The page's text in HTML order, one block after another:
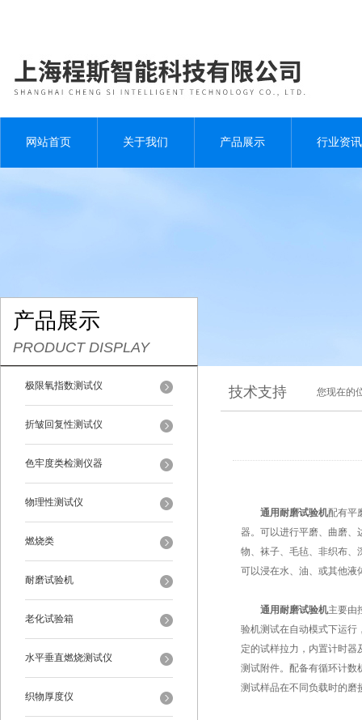
网站首页 关于我们 产品展示 行业资讯
产品展示
PRODUCT DISPLAY
极限氧指数测试仪
折皱回复性测试仪
色牢度类检测仪器
物理性测试仪
燃烧类
耐磨试验机
老化试验箱
水平垂直燃烧测试仪
织物厚度仪
技术支持 您现在的
通用耐磨试验机配有平
器。可以进行平磨、曲磨、
物、袜子、毛毡、非织布、
可以浸在水、油、或其他液
通用耐磨试验机主要由
验机测试在自动模式下运行
定的试样拉力，内置计时
测试附件。配备有循环计数
测试样品在不同负载时的磨